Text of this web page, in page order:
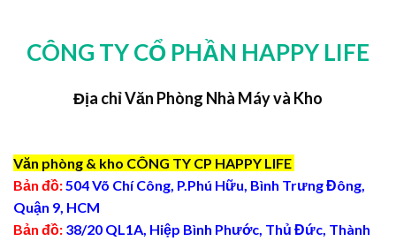
CÔNG TY CỔ PHẦN HAPPY LIFE
Địa chỉ Văn Phòng Nhà Máy và Kho
Văn phòng & kho CÔNG TY CP HAPPY LIFE
Bản đồ: 504 Võ Chí Công, P.Phú Hữu, Bình Trưng Đông,
Quận 9, HCM
Bản đồ: 38/20 QL1A, Hiệp Bình Phước, Thủ Đức, Thành